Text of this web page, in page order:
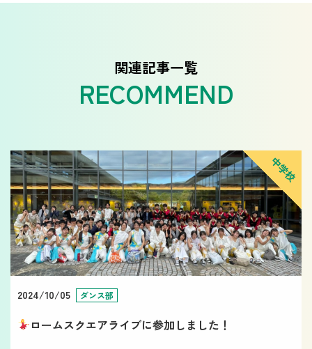
関連記事一覧
中学校
2024/10/05 ダンス部
ロームスクエアライブに参加しました！